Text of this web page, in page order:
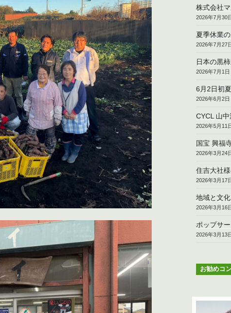
株式会社
2026年7月30
夏季休業
2026年7月27
日本の黒
2026年7月1日
6月2日初
2026年6月2日
CYCL 山
2026年5月11
国宝 興福
2026年3月24
住吉大社
2026年3月17
地域と文
2026年3月16
ポップサ
2026年3月13
お勧めコ